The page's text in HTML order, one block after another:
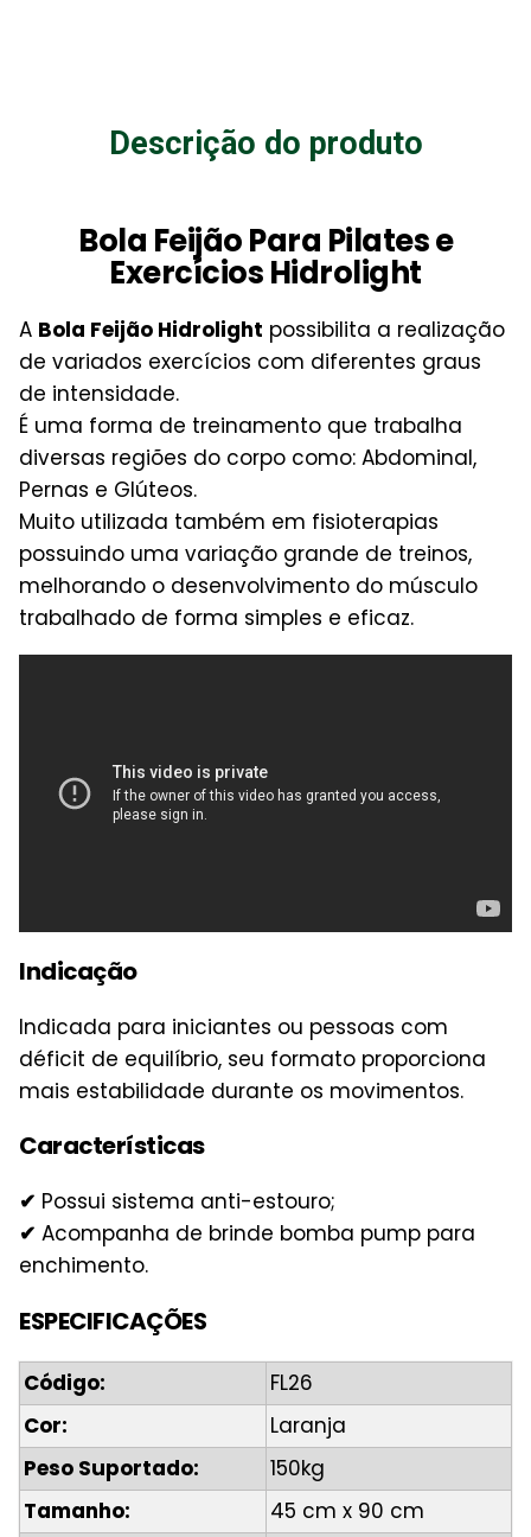
Descrição do produto
Bola Feijão Para Pilates e
Exercícios Hidrolight
A Bola Feijão Hidrolight possibilita a realização
de variados exercícios com diferentes graus
de intensidade.
É uma forma de treinamento que trabalha
diversas regiões do corpo como: Abdominal,
Pernas e Glúteos.
Muito utilizada também em fisioterapias
possuindo uma variação grande de treinos,
melhorando o desenvolvimento do músculo
trabalhado de forma simples e eficaz.
Indicação
Indicada para iniciantes ou pessoas com
déficit de equilíbrio, seu formato proporciona
mais estabilidade durante os movimentos.
Características
✔ Possui sistema anti-estouro;
✔ Acompanha de brinde bomba pump para
enchimento.
ESPECIFICAÇÕES
Código:
FL26
Cor:
Laranja
Peso Suportado:
150kg
Tamanho:
45 cm x 90 cm